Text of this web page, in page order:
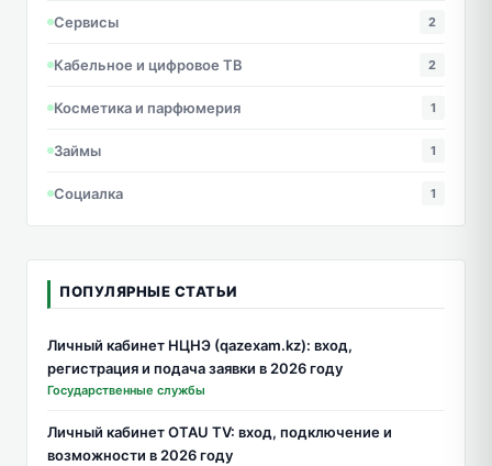
Сервисы 2
Кабельное и цифровое ТВ 2
Косметика и парфюмерия 1
Займы 1
Социалка 1
ПОПУЛЯРНЫЕ СТАТЬИ
Личный кабинет НЦНЭ (qazexam.kz): вход,
регистрация и подача заявки в 2026 году
Государственные службы
Личный кабинет OTAU TV: вход, подключение и
возможности в 2026 году